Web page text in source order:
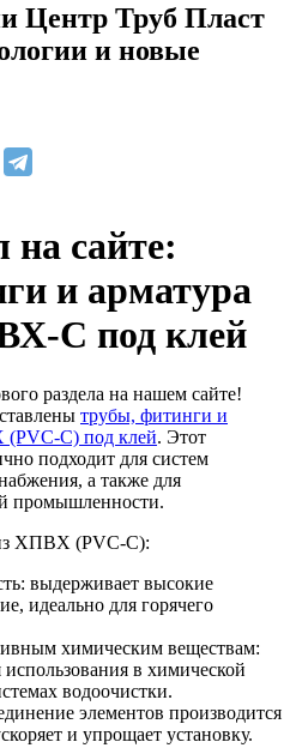
Центр Труб Пласт
и новые
на сайте:
и арматура
С под клей
раздела на нашем сайте!
трубы, фитинги и
(PVC-C) под клей. Этот
подходит для систем
а также для
промышленности.
ХПВХ (PVC-C):
выдерживает высокие
идеально для горячего
химическим веществам:
в химической
водоочистки.
элементов производится
и упрощает установку.